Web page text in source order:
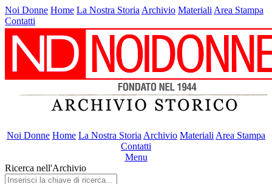
Noi Donne Home La Nostra Storia Archivio Materiali Area Stampa
Contatti
Noi Donne Home La Nostra Storia Archivio Materiali Area Stampa
Contatti
Menu
Ricerca nell'Archivio